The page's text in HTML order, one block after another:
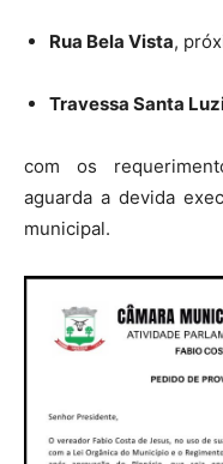
Rua Bela Vista,
Travessa Santa
com os
aguarda a devida
municipal.